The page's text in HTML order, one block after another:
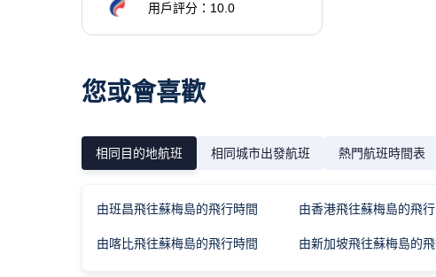
用戶評分：10.0
您或會喜歡
相同目的地航班 相同城市出發航班 熱門航班時間表
由班昌飛往蘇梅島的飛行時間 由香港飛往蘇梅島的飛
由喀比飛往蘇梅島的飛行時間 由新加坡飛往蘇梅島的